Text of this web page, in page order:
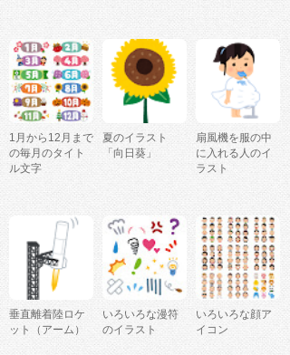
1月から12月まで
の毎月のタイト
ル文字
夏のイラスト
「向日葵」
扇風機を服の中
に入れる人のイ
ラスト
垂直離着陸ロケ
ット（アーム）
いろいろな漫符
のイラスト
いろいろな顔ア
イコン